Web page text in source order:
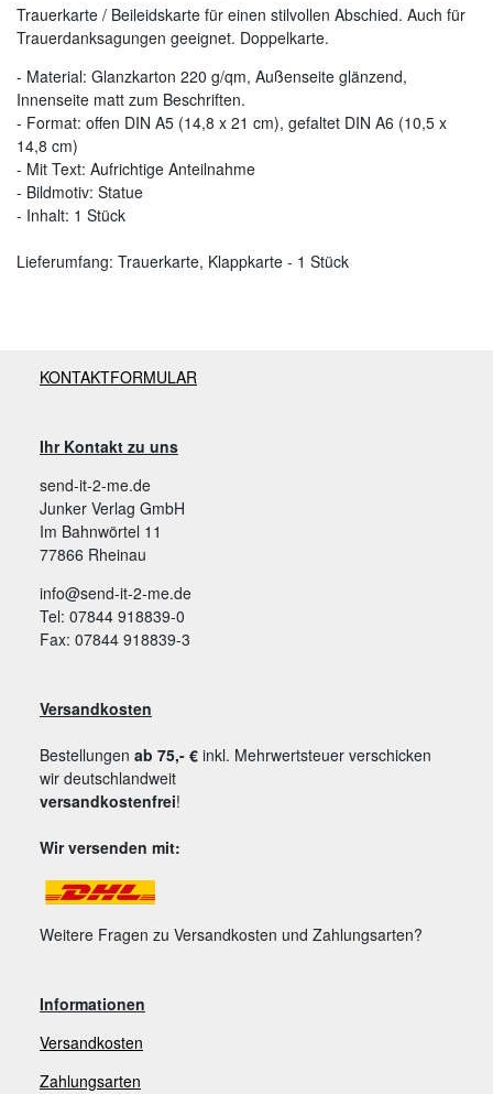
Trauerkarte / Beileidskarte für einen stilvollen Abschied. Auch für
Trauerdanksagungen geeignet. Doppelkarte.
- Material: Glanzkarton 220 g/qm, Außenseite glänzend,
Innenseite matt zum Beschriften.
- Format: offen DIN A5 (14,8 x 21 cm), gefaltet DIN A6 (10,5 x
14,8 cm)
- Mit Text: Aufrichtige Anteilnahme
- Bildmotiv: Statue
- Inhalt: 1 Stück
Lieferumfang: Trauerkarte, Klappkarte - 1 Stück
KONTAKTFORMULAR
Ihr Kontakt zu uns
send-it-2-me.de
Junker Verlag GmbH
Im Bahnwörtel 11
77866 Rheinau
info@send-it-2-me.de
Tel: 07844 918839-0
Fax: 07844 918839-3
Versandkosten
Bestellungen ab 75,- € inkl. Mehrwertsteuer verschicken
wir deutschlandweit
versandkostenfrei!
Wir versenden mit:
Weitere Fragen zu Versandkosten und Zahlungsarten?
Informationen
Versandkosten
Zahlungsarten